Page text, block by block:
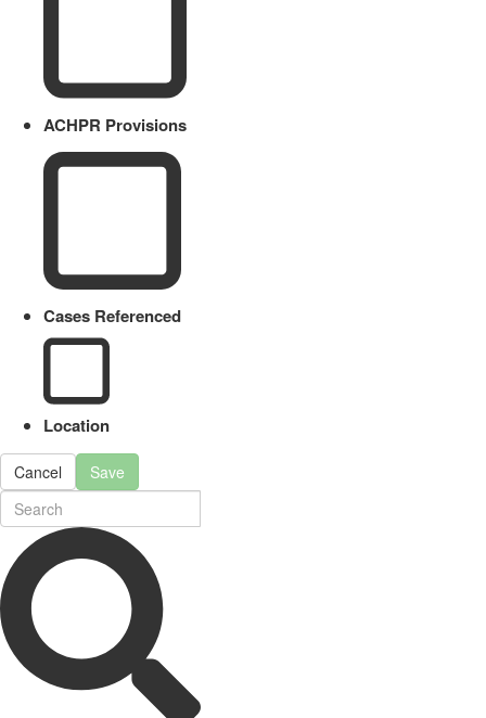
ACHPR Provisions
Cases Referenced
Location
Cancel Save